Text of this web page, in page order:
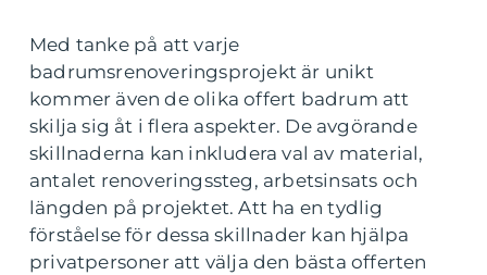
Med tanke på att varje
badrumsrenoveringsprojekt är unikt
kommer även de olika offert badrum att
skilja sig åt i flera aspekter. De avgörande
skillnaderna kan inkludera val av material,
antalet renoveringssteg, arbetsinsats och
längden på projektet. Att ha en tydlig
förståelse för dessa skillnader kan hjälpa
privatpersoner att välja den bästa offerten